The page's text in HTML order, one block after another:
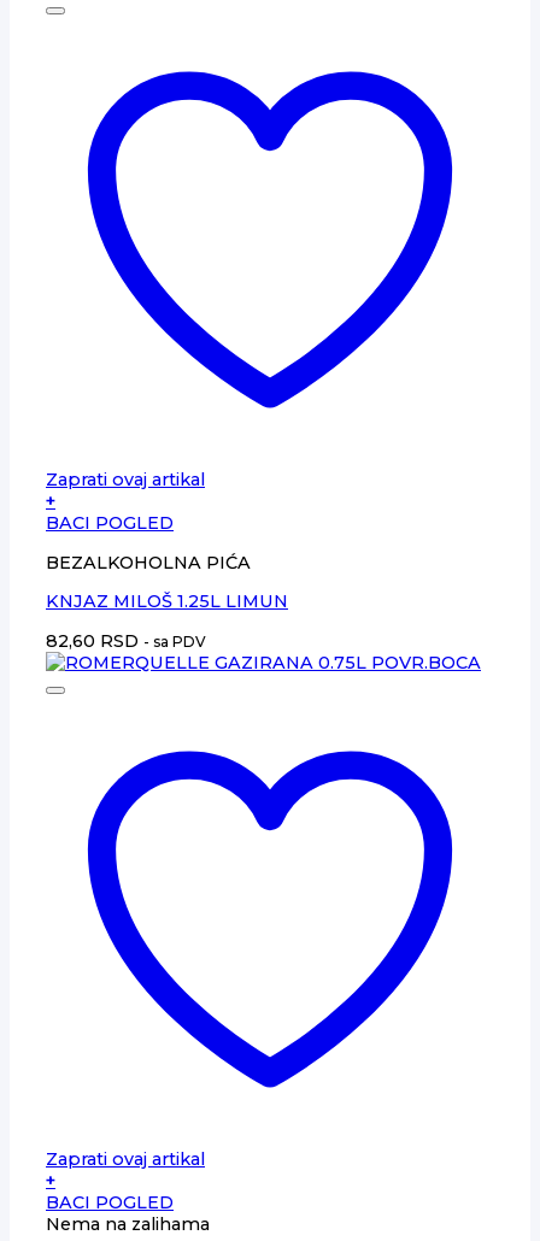
Zaprati ovaj artikal
+
BACI POGLED
BEZALKOHOLNA PIĆA
KNJAZ MILOŠ 1.25L LIMUN
82,60 RSD - sa PDV
Zaprati ovaj artikal
+
BACI POGLED
Nema na zalihama